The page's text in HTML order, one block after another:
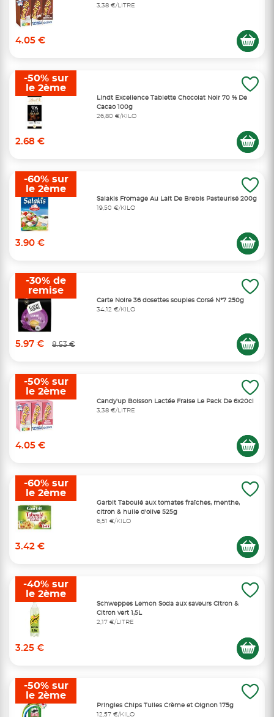
3,38 €/LITRE
4.05 €
Lindt Excellence Tablette Chocolat Noir 70 % De
Cacao 100g
26,80 €/KILO
2.68 €
-50% sur
le 2ème
Salakis Fromage Au Lait De Brebis Pasteurisé 200g
19,50 €/KILO
3.90 €
-60% sur
le 2ème
Carte Noire 36 dosettes souples Corsé N°7 250g
34,12 €/KILO
5.97 € 8.53 €
-30% de
remise
Candy'up Boisson Lactée Fraise Le Pack De 6x20cl
3,38 €/LITRE
4.05 €
-50% sur
le 2ème
Garbit Taboulé aux tomates fraîches, menthe,
citron & huile d'olive 525g
6,51 €/KILO
3.42 €
-60% sur
le 2ème
Schweppes Lemon Soda aux saveurs Citron &
Citron vert 1,5L
2,17 €/LITRE
3.25 €
-40% sur
le 2ème
Pringles Chips Tuiles Crème et Oignon 175g
12,57 €/KILO
-50% sur
le 2ème